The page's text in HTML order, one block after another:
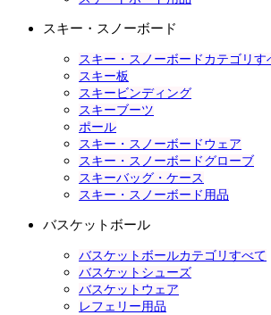
スキー・スノーボード
スキー・スノーボードカテゴリす
スキー板
スキービンディング
スキーブーツ
ポール
スキー・スノーボードウェア
スキー・スノーボードグローブ
スキーバッグ・ケース
スキー・スノーボード用品
バスケットボール
バスケットボールカテゴリすべて
バスケットシューズ
バスケットウェア
レフェリー用品